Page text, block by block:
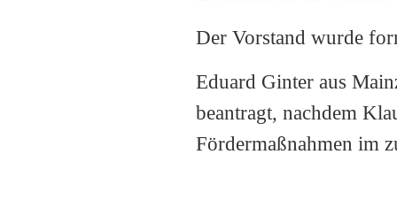
Der Vorstand wurde
Eduard Ginter aus
beantragt, nachdem
Fördermaßnahmen im